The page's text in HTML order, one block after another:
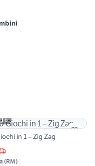
6
in 1 – Zig Zag
(RM)